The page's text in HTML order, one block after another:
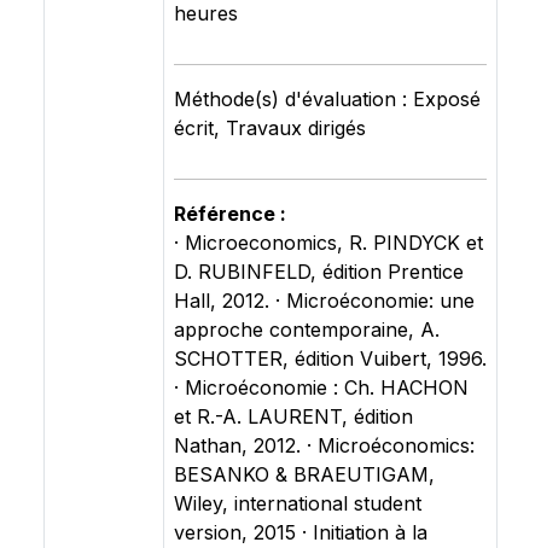
heures
Méthode(s) d'évaluation : Exposé
écrit, Travaux dirigés
Référence :
· Microeconomics, R. PINDYCK et
D. RUBINFELD, édition Prentice
Hall, 2012. · Microéconomie: une
approche contemporaine, A.
SCHOTTER, édition Vuibert, 1996.
· Microéconomie : Ch. HACHON
et R.-A. LAURENT, édition
Nathan, 2012. · Microéconomics:
BESANKO & BRAEUTIGAM,
Wiley, international student
version, 2015 · Initiation à la